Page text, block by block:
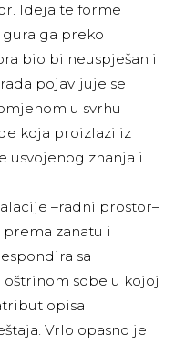
Ideja te forme
ga preko
bio bi neuspješan i
pojavljuje se
u svrhu
koja proizlazi iz
usvojenog znanja i
–radni prostor–
zanatu i
sa
sobe u kojoj
opisa
Vrlo opasno je